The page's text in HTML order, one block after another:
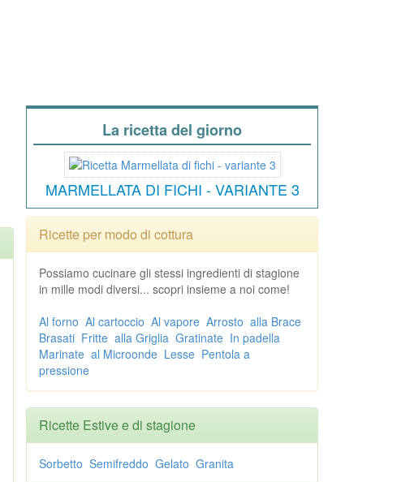
La ricetta del giorno
MARMELLATA DI FICHI - VARIANTE 3
Ricette per modo di cottura
Possiamo cucinare gli stessi ingredienti di stagione
in mille modi diversi... scopri insieme a noi come!
Al forno Al cartoccio Al vapore Arrosto alla Brace
Brasati Fritte alla Griglia Gratinate In padella
Marinate al Microonde Lesse Pentola a
pressione
Ricette Estive e di stagione
Sorbetto Semifreddo Gelato Granita